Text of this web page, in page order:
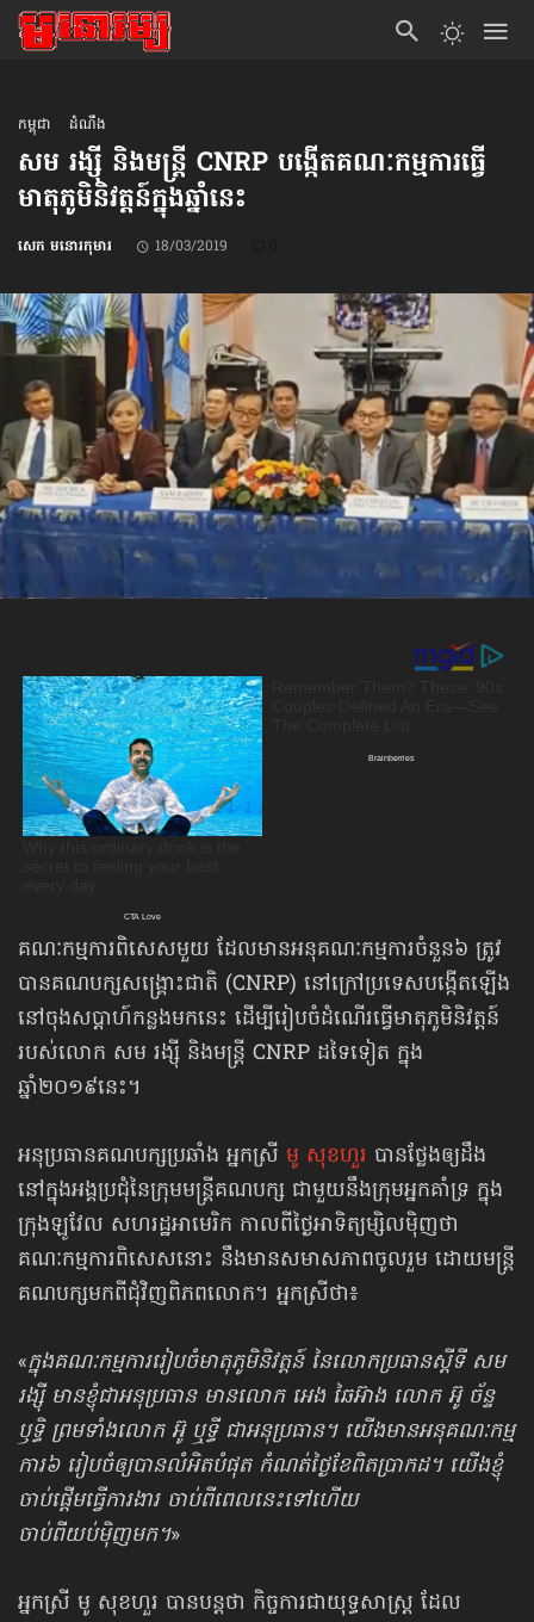
កម្ពុជា ដំណឹង
សម រង្ស៊ី និងមន្ត្រី CNRP បង្កើត​គណៈកម្មការ​ធ្វើ​
មាតុភូមិនិវត្តន៍​ក្នុងឆ្នាំនេះ
សេក មនោរកុមារ 18/03/2019
គណៈកម្មការពិសេសមួយ ដែលមានអនុគណៈកម្មការចំនួន៦ ត្រូវ
បានគណបក្សសង្គ្រោះជាតិ (CNRP) នៅក្រៅប្រទេសបង្កើតឡើង
នៅចុងសប្ដាហ៍កន្លងមកនេះ ដើម្បីរៀបចំដំណើរធ្វើមាតុភូមិនិវត្តន៍
របស់លោក សម រង្ស៊ី និងមន្ត្រី CNRP ដទៃទៀត ក្នុង
ឆ្នាំ២០១៩នេះ។
អនុប្រធានគណបក្សប្រឆាំង អ្នកស្រី មូ សុខហួរ បានថ្លែងឲ្យដឹង
នៅក្នុងអង្គប្រជុំនៃក្រុមមន្ត្រីគណបក្ស ជាមួយនឹងក្រុមអ្នកគាំទ្រ ក្នុង
ក្រុងឡូវែល សហរដ្ឋអាមេរិក កាលពីថ្ងៃអាទិត្យម្សិលម៉ិញថា
គណៈកម្មការពិសេសនោះ នឹងមានសមាសភាពចូលរួម ដោយមន្ត្រី
គណបក្សមកពីជុំវិញពិភពលោក។ អ្នកស្រីថា៖
«ក្នុងគណៈកម្មការរៀបចំមាតុភូមិនិវត្តន៍ នៃលោកប្រធានស្ដីទី សម
រង្ស៊ី មានខ្ញុំជាអនុប្រធាន មានលោក អេង ឆៃអ៊ាង លោក អ៊ូ ច័ន្ទ
ឫទ្ធិ ព្រមទាំងលោក អ៊ូ ឬទ្ធី ជាអនុប្រធាន។ យើងមានអនុគណៈកម្ម
ការ៦​ រៀបចំឲ្យបានលំអិតបំផុត កំណត់ថ្ងៃខែពិតប្រាកដ។ យើងខ្ញុំ
ចាប់ផ្ដើមធ្វើការងារ ចាប់ពីពេលនេះទៅហើយ
ចាប់ពីយប់ម៉ិញមក។»
អ្នកស្រី មូ សុខហួរ បានបន្តថា កិច្ចការជាយុទ្ធសាស្ត្រ ដែល